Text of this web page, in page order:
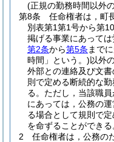
(正規の勤務時間以外
第8条
任命権者は，町
別表第1第1号から第
掲げる事業にあって
第2条から第5条 まで
時間」という。)以外
外部との連絡及び文
則で定める断続的な
る。 ただし，当該職
にあっては，公務の
る場合として規則で
を命ずることができる
2
任命権者は，公務の